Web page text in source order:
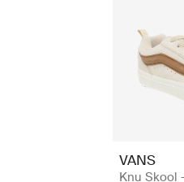
VANS
Knu Skool